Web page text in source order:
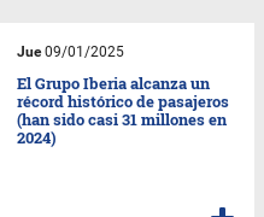
Jue09/01/2025
El Grupo Iberia alcanza un
récord histórico de pasajeros
(han sido casi 31 millones en
2024)